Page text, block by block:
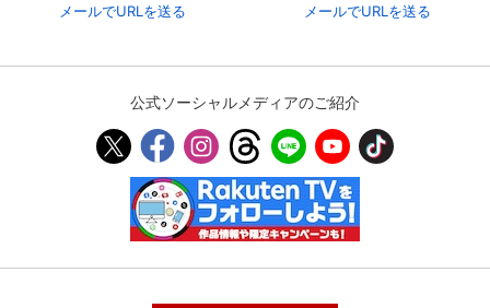
メールでURLを送る メールでURLを送る
公式ソーシャルメディアのご紹介